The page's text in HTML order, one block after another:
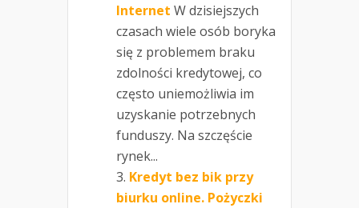
Internet W dzisiejszych
czasach wiele osób boryka
się z problemem braku
zdolności kredytowej, co
często uniemożliwia im
uzyskanie potrzebnych
funduszy. Na szczęście
rynek...
Kredyt bez bik przy
biurku online. Pożyczki